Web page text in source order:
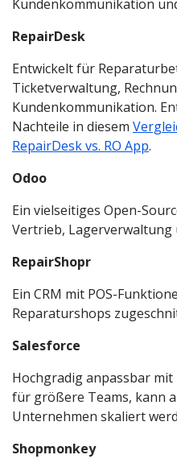
Kundenkommunikation
RepairDesk
Entwickelt für
Ticketverwaltung,
Kundenkommunikation.
Nachteile in diesem
RepairDesk vs. RO App.
Odoo
Ein vielseitiges Open-
Vertrieb, Lagerverwaltung
RepairShopr
Ein CRM mit POS-
Reparaturshops
Salesforce
Hochgradig anpassbar
für größere Teams, kann
Unternehmen skaliert
Shopmonkey